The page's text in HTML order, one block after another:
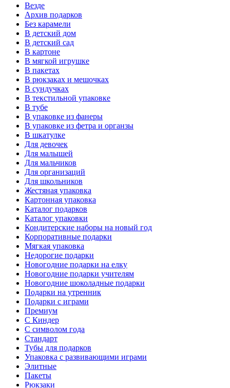
Везде
Архив подарков
Без карамели
В детский дом
В детский сад
В картоне
В мягкой игрушке
В пакетах
В рюкзаках и мешочках
В сундучках
В текстильной упаковке
В тубе
В упаковке из фанеры
В упаковке из фетра и органзы
В шкатулке
Для девочек
Для малышей
Для мальчиков
Для организаций
Для школьников
Жестяная упаковка
Картонная упаковка
Каталог подарков
Каталог упаковки
Кондитерские наборы на новый год
Корпоративные подарки
Мягкая упаковка
Недорогие подарки
Новогодние подарки на елку
Новогодние подарки учителям
Новогодние шоколадные подарки
Подарки на утренник
Подарки с играми
Премиум
С Киндер
С символом года
Стандарт
Тубы для подарков
Упаковка с развивающими играми
Элитные
Пакеты
Рюкзаки